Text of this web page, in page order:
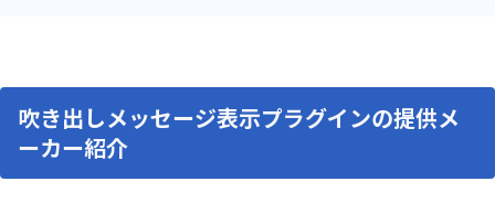
吹き出しメッセージ表示プラグインの提供メ
ーカー紹介